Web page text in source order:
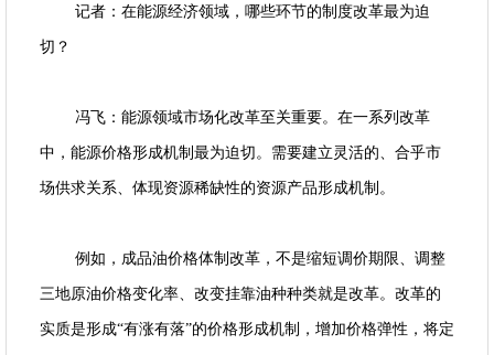
记者：在能源经济领域，哪些环节的制度改革最为迫
切？
冯飞：能源领域市场化改革至关重要。在一系列改革
中，能源价格形成机制最为迫切。需要建立灵活的、合乎市
场供求关系、体现资源稀缺性的资源产品形成机制。
例如，成品油价格体制改革，不是缩短调价期限、调整
三地原油价格变化率、改变挂靠油种种类就是改革。改革的
实质是形成“有涨有落”的价格形成机制，增加价格弹性，将定